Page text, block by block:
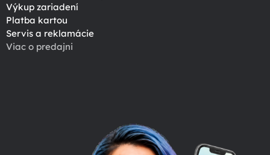
Výkup zariadení
Platba kartou
Servis a reklamácie
Viac o predajni